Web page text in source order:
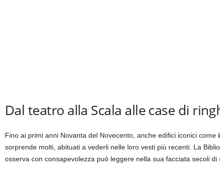
Dal teatro alla Scala alle case di
Fino ai primi anni Novanta del Novecento, anche edifici iconici come
sorprende molti, abituati a vederli nelle loro vesti più recenti. La
osserva con consapevolezza può leggere nella sua facciata secoli di